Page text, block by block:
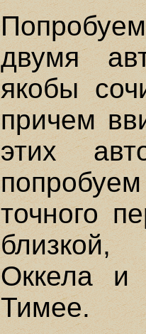
двумя
якобы
причем
этих
точного
близкой,
Оккела и
Тимее.